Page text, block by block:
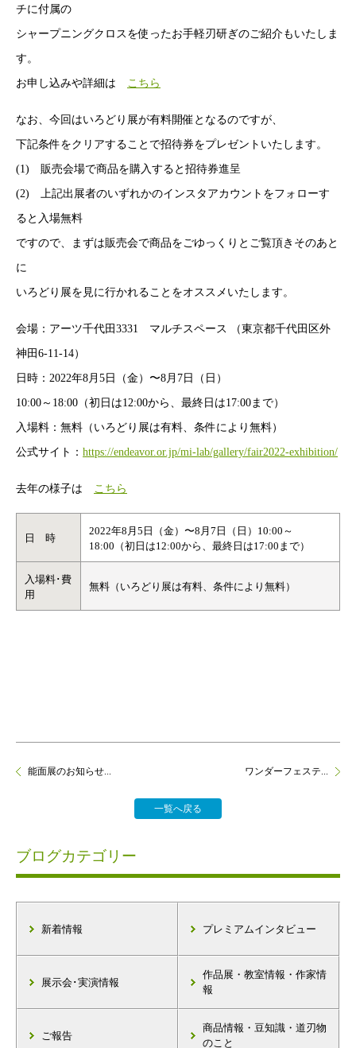
チに付属の
シャープニングクロスを使ったお手軽刃研ぎのご紹介もいたしま
す。
お申し込みや詳細は こちら
なお、今回はいろどり展が有料開催となるのですが、
下記条件をクリアすることで招待券をプレゼントいたします。
(1) 販売会場で商品を購入すると招待券進呈
(2) 上記出展者のいずれかのインスタアカウントをフォローす
ると入場無料
ですので、まずは販売会で商品をごゆっくりとご覧頂きそのあと
に
いろどり展を見に行かれることをオススメいたします。
会場：アーツ千代田3331 マルチスペース （東京都千代田区外
神田6-11-14）
日時：2022年8月5日（金）〜8月7日（日）
10:00～18:00（初日は12:00から、最終日は17:00まで）
入場料：無料（いろどり展は有料、条件により無料）
公式サイト： https://endeavor.or.jp/mi-lab/gallery/fair2022-exhibition/
去年の様子は こちら
日 時
2022年8月5日（金）〜8月7日（日）10:00～
18:00（初日は12:00から、最終日は17:00まで）
入場料･費
用
無料（いろどり展は有料、条件により無料）
能面展のお知らせ...
一覧へ戻る
ワンダーフェステ...
ブログカテゴリー
新着情報 プレミアムインタビュー
展示会･実演情報
作品展・教室情報・作家情
報
ご報告
商品情報・豆知識・道刃物
のこと